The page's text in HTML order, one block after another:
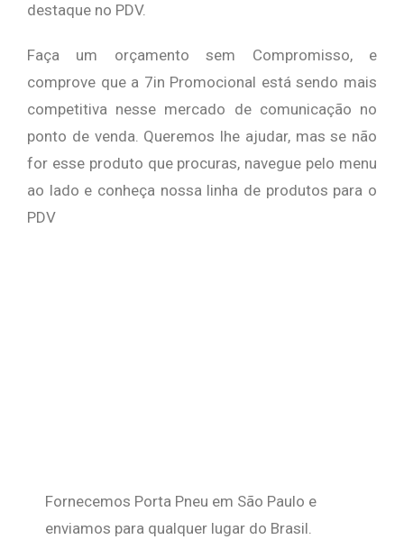
destaque no PDV.
Faça um orçamento sem Compromisso, e
comprove que a 7in Promocional está sendo mais
competitiva nesse mercado de comunicação no
ponto de venda. Queremos lhe ajudar, mas se não
for esse produto que procuras, navegue pelo menu
ao lado e conheça nossa linha de produtos para o
PDV
Fornecemos Porta Pneu em São Paulo e
enviamos para qualquer lugar do Brasil.